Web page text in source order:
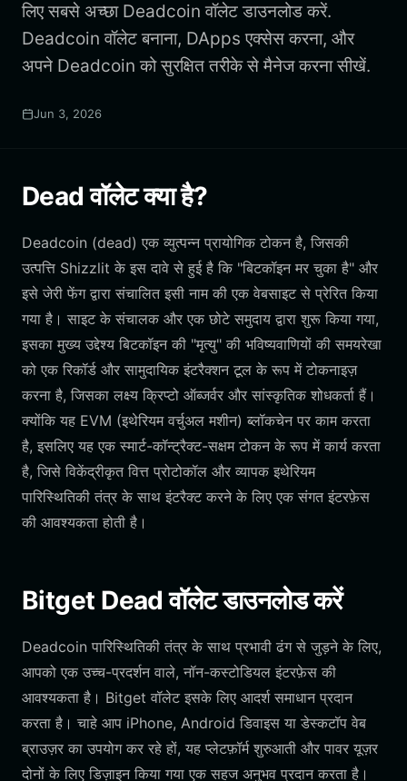
Español (Argentina)
लिए सबसे अच्छा Deadcoin वॉलेट डाउनलोड करें.
Deadcoin वॉलेट बनाना, DApps एक्सेस करना, और
अपने Deadcoin को सुरक्षित तरीके से मैनेज करना सीखें.
Jun 3, 2026
Dead वॉलेट क्या है?
Deadcoin (dead) एक व्युत्पन्न प्रायोगिक टोकन है, जिसकी
उत्पत्ति Shizzlit के इस दावे से हुई है कि "बिटकॉइन मर चुका है" और
इसे जेरी फेंग द्वारा संचालित इसी नाम की एक वेबसाइट से प्रेरित किया
गया है। साइट के संचालक और एक छोटे समुदाय द्वारा शुरू किया गया,
इसका मुख्य उद्देश्य बिटकॉइन की "मृत्यु" की भविष्यवाणियों की समयरेखा
को एक रिकॉर्ड और सामुदायिक इंटरैक्शन टूल के रूप में टोकनाइज़
करना है, जिसका लक्ष्य क्रिप्टो ऑब्जर्वर और सांस्कृतिक शोधकर्ता हैं।
क्योंकि यह EVM (इथेरियम वर्चुअल मशीन) ब्लॉकचेन पर काम करता
है, इसलिए यह एक स्मार्ट-कॉन्ट्रैक्ट-सक्षम टोकन के रूप में कार्य करता
है, जिसे विकेंद्रीकृत वित्त प्रोटोकॉल और व्यापक इथेरियम
पारिस्थितिकी तंत्र के साथ इंटरैक्ट करने के लिए एक संगत इंटरफ़ेस
की आवश्यकता होती है।
Bitget Dead वॉलेट डाउनलोड करें
Deadcoin पारिस्थितिकी तंत्र के साथ प्रभावी ढंग से जुड़ने के लिए,
आपको एक उच्च-प्रदर्शन वाले, नॉन-कस्टोडियल इंटरफ़ेस की
आवश्यकता है। Bitget वॉलेट इसके लिए आदर्श समाधान प्रदान
करता है। चाहे आप iPhone, Android डिवाइस या डेस्कटॉप वेब
ब्राउज़र का उपयोग कर रहे हों, यह प्लेटफ़ॉर्म शुरुआती और पावर यूज़र
दोनों के लिए डिज़ाइन किया गया एक सहज अनुभव प्रदान करता है।